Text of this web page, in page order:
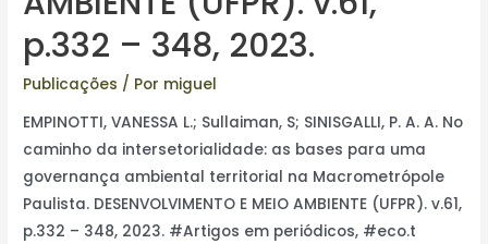
p.332 – 348, 2023.
Publicações / Por miguel
EMPINOTTI, VANESSA L.; Sullaiman, S; SINISGALLI, P. A. A. No
caminho da intersetorialidade: as bases para uma
governança ambiental territorial na Macrometrópole
Paulista. DESENVOLVIMENTO E MEIO AMBIENTE (UFPR). v.61,
p.332 – 348, 2023. #Artigos em periódicos, #eco.t